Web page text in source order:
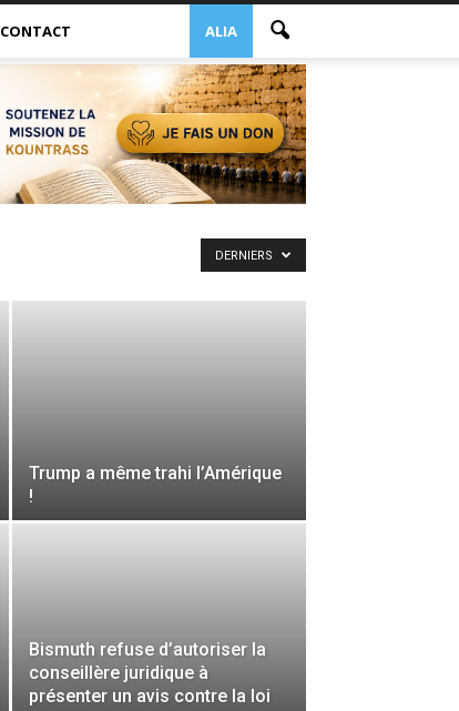
ALIA
CONTACT
DERNIERS
Trump a même trahi l’Amérique
!
Bismuth refuse d’autoriser la
conseillère juridique à
présenter un avis contre la loi